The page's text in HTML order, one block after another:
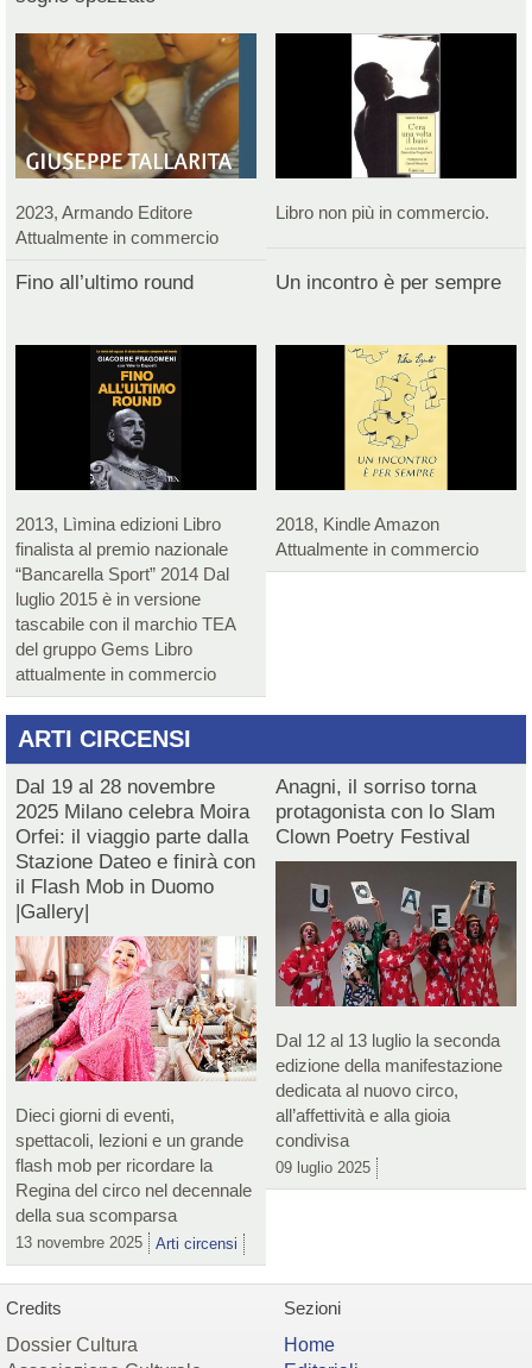
2023, Armando Editore
Attualmente in commercio
Libro non più in commercio.
Fino all’ultimo round
2013, Lìmina edizioni Libro
finalista al premio nazionale
“Bancarella Sport” 2014 Dal
luglio 2015 è in versione
tascabile con il marchio TEA
del gruppo Gems Libro
attualmente in commercio
Un incontro è per sempre
2018, Kindle Amazon
Attualmente in commercio
ARTI CIRCENSI
Dal 19 al 28 novembre
2025 Milano celebra Moira
Orfei: il viaggio parte dalla
Stazione Dateo e finirà con
il Flash Mob in Duomo
|Gallery|
Dieci giorni di eventi,
spettacoli, lezioni e un grande
flash mob per ricordare la
Regina del circo nel decennale
della sua scomparsa
13 novembre 2025 Arti circensi
Anagni, il sorriso torna
protagonista con lo Slam
Clown Poetry Festival
Dal 12 al 13 luglio la seconda
edizione della manifestazione
dedicata al nuovo circo,
all’affettività e alla gioia
condivisa
09 luglio 2025
Credits
Dossier Cultura
Sezioni
Home